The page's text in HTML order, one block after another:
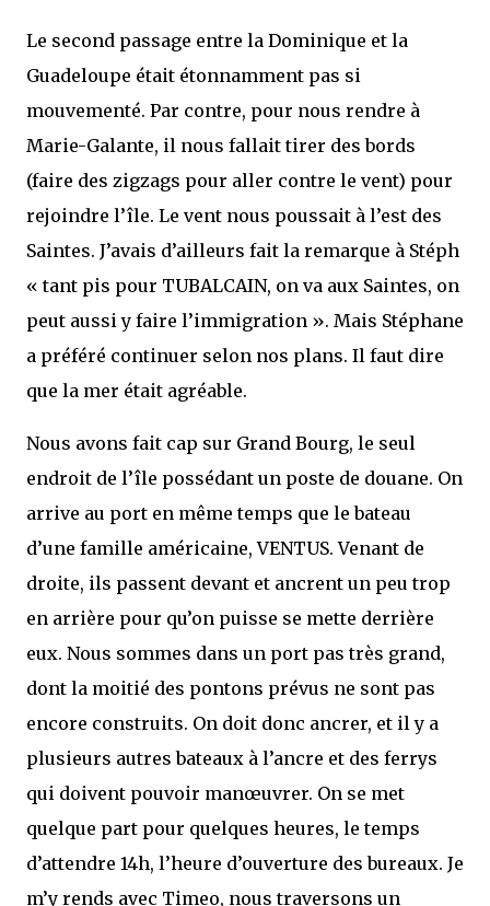
Le second passage entre la Dominique et la
Guadeloupe était étonnamment pas si
mouvementé. Par contre, pour nous rendre à
Marie-Galante, il nous fallait tirer des bords
(faire des zigzags pour aller contre le vent) pour
rejoindre l’île. Le vent nous poussait à l’est des
Saintes. J’avais d’ailleurs fait la remarque à Stéph
« tant pis pour TUBALCAIN, on va aux Saintes, on
peut aussi y faire l’immigration ». Mais Stéphane
a préféré continuer selon nos plans. Il faut dire
que la mer était agréable.
Nous avons fait cap sur Grand Bourg, le seul
endroit de l’île possédant un poste de douane. On
arrive au port en même temps que le bateau
d’une famille américaine, VENTUS. Venant de
droite, ils passent devant et ancrent un peu trop
en arrière pour qu’on puisse se mette derrière
eux. Nous sommes dans un port pas très grand,
dont la moitié des pontons prévus ne sont pas
encore construits. On doit donc ancrer, et il y a
plusieurs autres bateaux à l’ancre et des ferrys
qui doivent pouvoir manœuvrer. On se met
quelque part pour quelques heures, le temps
d’attendre 14h, l’heure d’ouverture des bureaux. Je
m’y rends avec Timeo, nous traversons un